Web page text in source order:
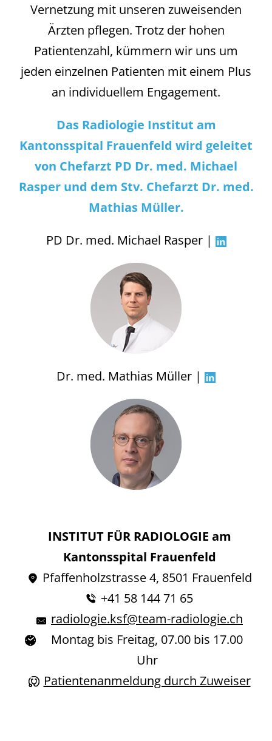
Vernetzung mit unseren zuweisenden
Ärzten pflegen. Trotz der hohen
Patientenzahl, kümmern wir uns um
jeden einzelnen Patienten mit einem Plus
an individuellem Engagement.
Das Radiologie Institut am
Kantonsspital Frauenfeld wird geleitet
von Chefarzt PD Dr. med. Michael
Rasper und dem Stv. Chefarzt Dr. med.
Mathias Müller.
PD Dr. med. Michael Rasper |
Dr. med. Mathias Müller |
INSTITUT FÜR RADIOLOGIE am
Kantonsspital Frauenfeld
Pfaffenholzstrasse 4, 8501 Frauenfeld
+41 58 144 71 65
radiologie.ksf@team-radiologie.ch
Montag bis Freitag, 07.00 bis 17.00
Uhr
Patientenanmeldung durch Zuweiser